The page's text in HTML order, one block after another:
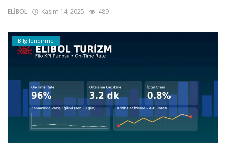
ELİBOL Kasım 14, 2025 489
Bilgilendirme